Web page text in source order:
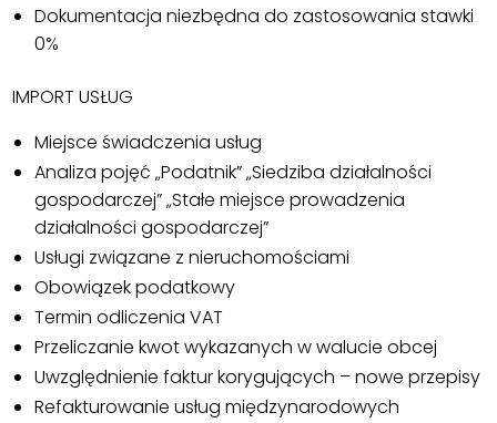
Dokumentacja niezbędna do zastosowania stawki
0%
IMPORT USŁUG
Miejsce świadczenia usług
Analiza pojęć „Podatnik” „Siedziba działalności
gospodarczej” „Stałe miejsce prowadzenia
działalności gospodarczej”
Usługi związane z nieruchomościami
Obowiązek podatkowy
Termin odliczenia VAT
Przeliczanie kwot wykazanych w walucie obcej
Uwzględnienie faktur korygujących – nowe przepisy
Refakturowanie usług międzynarodowych